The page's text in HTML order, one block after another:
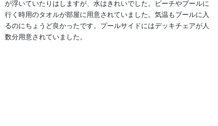
が浮いていたりはしますが、水はきれいでした。ビーチやプールに
行く時用のタオルが部屋に用意されていました。気温もプールに入
るのにちょうど良かったです。プールサイドにはデッキチェアが人
数分用意されていました。